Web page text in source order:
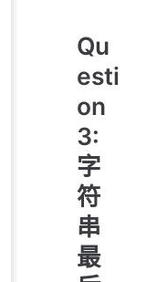
Qu
esti
on
3:
字
符
串
最